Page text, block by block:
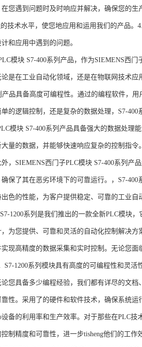
您遇到问题时及时响应并解决，确保您的生
技术水平，使您地应用和运用我们的产品
和应用中遇到的问题。
块 S7-400系列产品，作为SIEMENS西门
是在工业自动化领域，还是在物联网技术
产品具备高度可编程性。通过的编程软件，
的逻辑控制，还是复杂的数据处理，S7-
模块 S7-400系列产品具备强大的数据处理
量的数据，并能够快速响应复杂的控制指
，SIEMENS西门子PLC模块 S7-400系列产
保了其在恶劣环境下的可靠运行。，S7-
色的性能，为客户提供稳定、可靠的工业自
系列是我们推出的一款全新PLC模块，
为您提供、可靠和灵活的自动化控制解决
现高精度的数据采集和实时控制。无论您
S7-1200系列模块具有高度的可编程性和灵
您具备多少编程经验，我们都有详尽的文
性。采用了的硬件和软件技术，确保系统
备的利用率和生产效率。对于那些在PLC技
制精度和可靠性，进一步tisheng他们的工作